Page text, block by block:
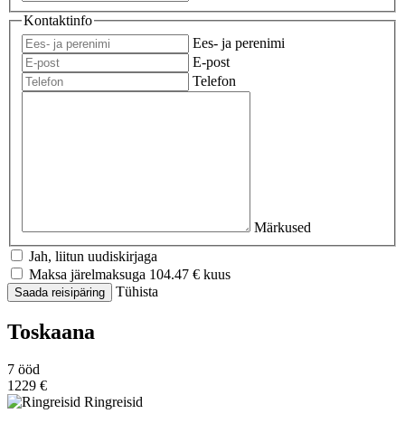
Kontaktinfo
Ees- ja perenimi
E-post
Telefon
Märkused
Jah, liitun uudiskirjaga
Maksa järelmaksuga 104.47 € kuus
Saada reisipäring Tühista
Toskaana
7 ööd
1229 €
Ringreisid